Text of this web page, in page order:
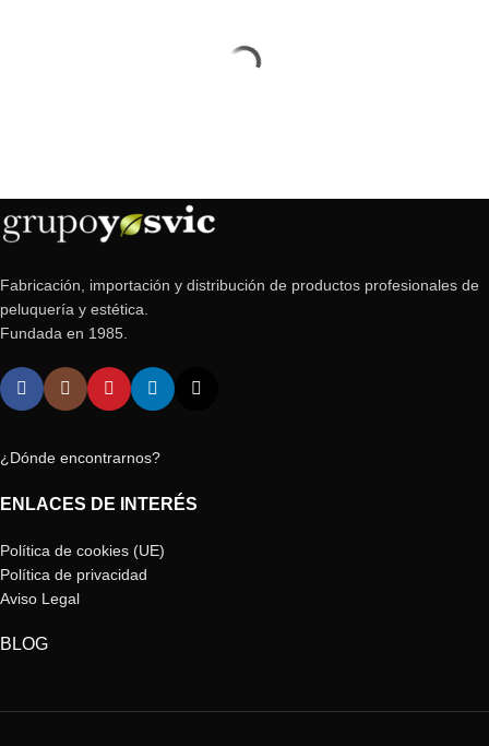
Fabricación, importación y distribución de productos profesionales de
peluquería y estética.
Fundada en 1985.
¿Dónde encontrarnos?
ENLACES DE INTERÉS
Política de cookies (UE)
Política de privacidad
Aviso Legal
BLOG